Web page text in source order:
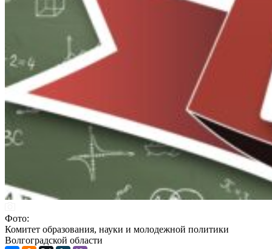
Фото:
Комитет образования, науки и молодежной политики
Волгоградской области